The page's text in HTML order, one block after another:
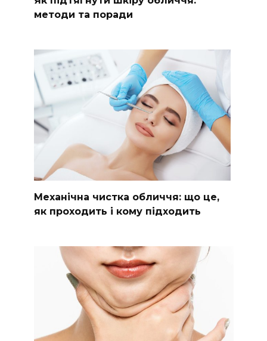
методи та поради
Механічна чистка обличчя: що це,
як проходить і кому підходить